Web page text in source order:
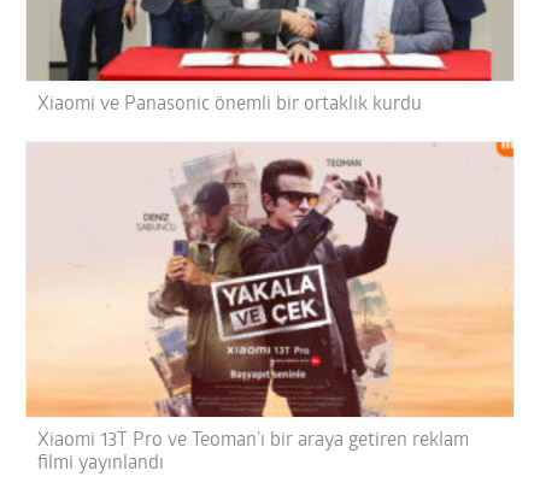
Xiaomi ve Panasonic önemli bir ortaklık kurdu
Xiaomi 13T Pro ve Teoman’ı bir araya getiren reklam
filmi yayınlandı